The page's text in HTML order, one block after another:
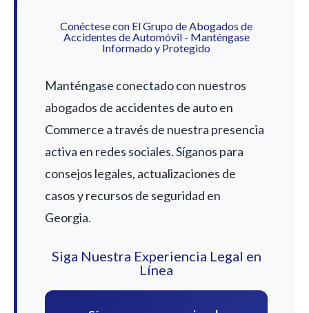
Conéctese con El Grupo de Abogados de
Accidentes de Automóvil - Manténgase
Informado y Protegido
Manténgase conectado con nuestros
abogados de accidentes de auto en
Commerce a través de nuestra presencia
activa en redes sociales. Síganos para
consejos legales, actualizaciones de
casos y recursos de seguridad en
Georgia.
Siga Nuestra Experiencia Legal en
Línea